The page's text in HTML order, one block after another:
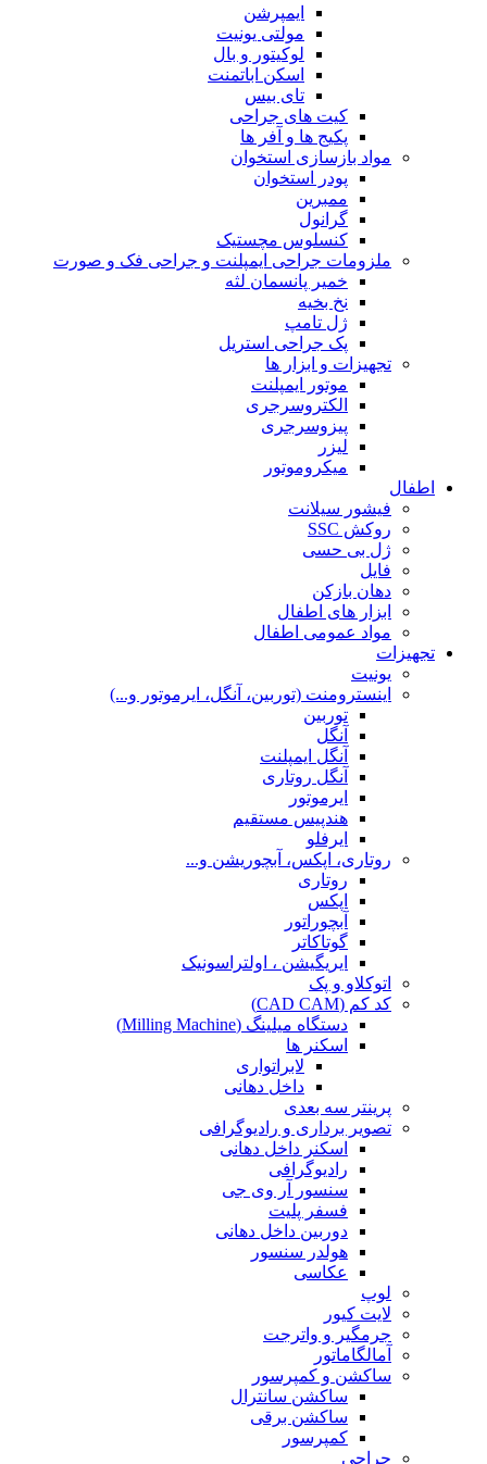
ایمپرشن
مولتی یونیت
لوکیتور و بال
اسکن اباتمنت
تای بیس
کیت های جراحی
پکیج ها و آفر ها
مواد بازسازی استخوان
پودر استخوان
ممبرین
گرانول
کنسلوس مچستیک
ملزومات جراحی ایمپلنت و جراحی فک و صورت
خمیر پانسمان لثه
نخ بخیه
ژل تامپ
پک جراحی استریل
تجهیزات و ابزار ها
موتور ایمپلنت
الکتروسرجری
پیزوسرجری
لیزر
میکروموتور
اطفال
فیشور سیلانت
روکش SSC
ژل بی حسی
فایل
دهان بازکن
ابزار های اطفال
مواد عمومی اطفال
تجهیزات
یونیت
اینسترومنت (توربین، آنگل، ایرموتور و...)
توربین
آنگل
آنگل ایمپلنت
آنگل روتاری
ایرموتور
هندپیس مستقیم
ایرفلو
روتاری، اپکس، آبچوریشن و...
روتاری
اپکس
آبچوراتور
گوتاکاتر
ایریگیشن ، اولتراسونیک
اتوکلاو و پک
کد کم (CAD CAM)
دستگاه میلینگ (Milling Machine)
اسکنر ها
لابراتواری
داخل دهانی
پرینتر سه بعدی
تصویر برداری و رادیوگرافی
اسکنر داخل دهانی
رادیوگرافی
سنسور آر وی جی
فسفر پلیت
دوربین داخل دهانی
هولدر سنسور
عکاسی
لوپ
لایت کیور
جرمگیر و واترجت
آمالگاماتور
ساکشن و کمپرسور
ساکشن سانترال
ساکشن برقی
کمپرسور
جراحی